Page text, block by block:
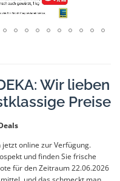
Wir lieben
Preise
jetzt online zur Verfügung.
und finden Sie frische
für den Zeitraum 22.06.2026